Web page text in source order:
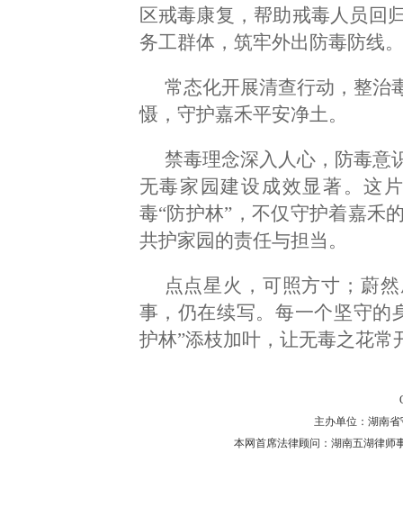
区戒毒康复，帮助戒毒人员回
务工群体，筑牢外出防毒防线。
常态化开展清查行动，整治
慑，守护嘉禾平安净土。
禁毒理念深入人心，防毒意
无毒家园建设成效显著。这
毒“防护林”，不仅守护着嘉禾
共护家园的责任与担当。
点点星火，可照方寸；蔚
事，仍在续写。每一个坚守的
护林”添枝加叶，让无毒之花
主办单位：湖南省
本网首席法律顾问：湖南五湖律师